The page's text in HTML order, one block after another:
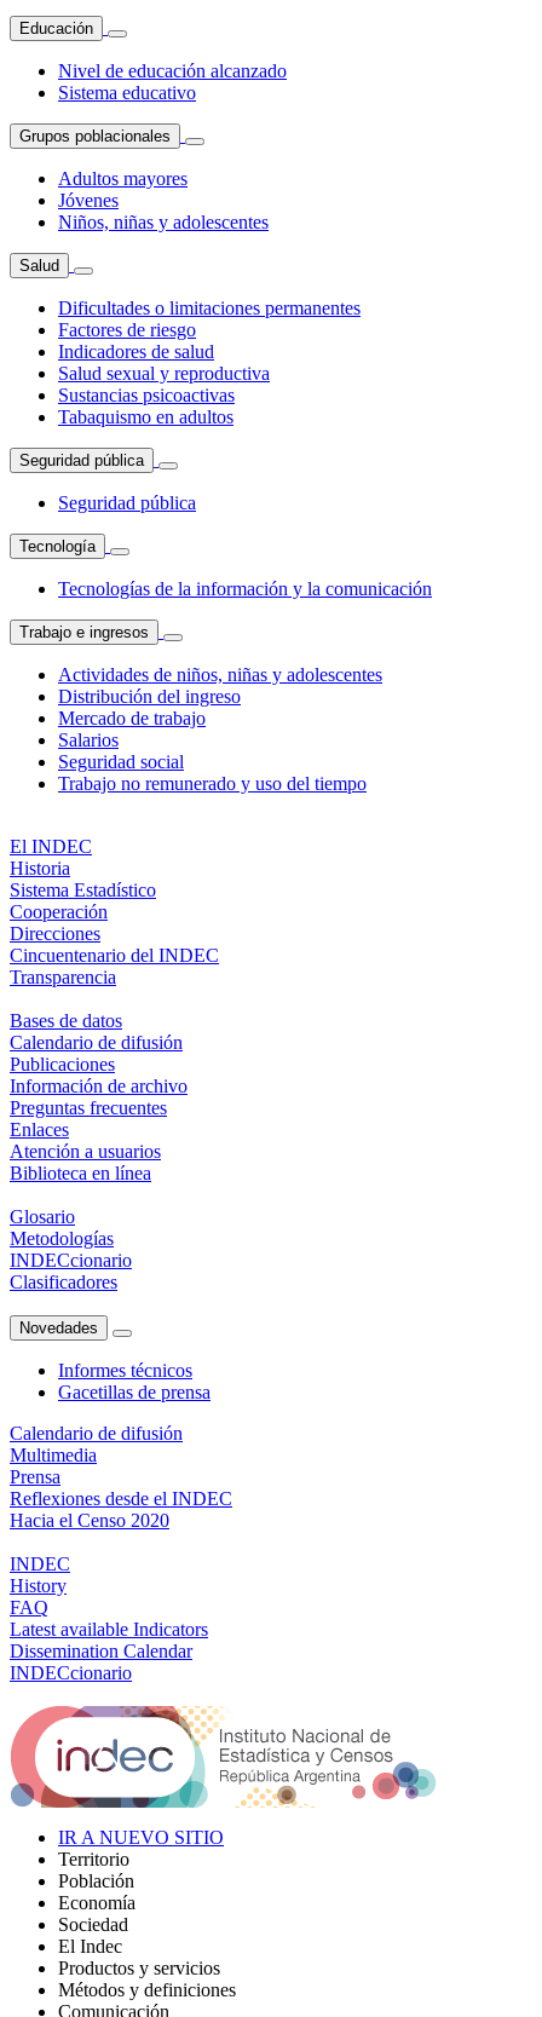
Educación
Nivel de educación alcanzado
Sistema educativo
Grupos poblacionales
Adultos mayores
Jóvenes
Niños, niñas y adolescentes
Salud
Dificultades o limitaciones permanentes
Factores de riesgo
Indicadores de salud
Salud sexual y reproductiva
Sustancias psicoactivas
Tabaquismo en adultos
Seguridad pública
Seguridad pública
Tecnología
Tecnologías de la información y la comunicación
Trabajo e ingresos
Actividades de niños, niñas y adolescentes
Distribución del ingreso
Mercado de trabajo
Salarios
Seguridad social
Trabajo no remunerado y uso del tiempo
El INDEC
Historia
Sistema Estadístico
Cooperación
Direcciones
Cincuentenario del INDEC
Transparencia
Bases de datos
Calendario de difusión
Publicaciones
Información de archivo
Preguntas frecuentes
Enlaces
Atención a usuarios
Biblioteca en línea
Glosario
Metodologías
INDECcionario
Clasificadores
Novedades
Informes técnicos
Gacetillas de prensa
Calendario de difusión
Multimedia
Prensa
Reflexiones desde el INDEC
Hacia el Censo 2020
INDEC
History
FAQ
Latest available Indicators
Dissemination Calendar
INDECcionario
IR A NUEVO SITIO
Territorio
Población
Economía
Sociedad
El Indec
Productos y servicios
Métodos y definiciones
Comunicación